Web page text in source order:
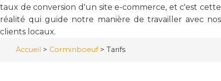
taux de conversion d'un site e-commerce, et c'est cette
réalité qui guide notre manière de travailler avec nos
clients locaux.
Accueil > Corminboeuf> Tarifs